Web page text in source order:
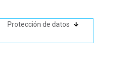
Protección de datos